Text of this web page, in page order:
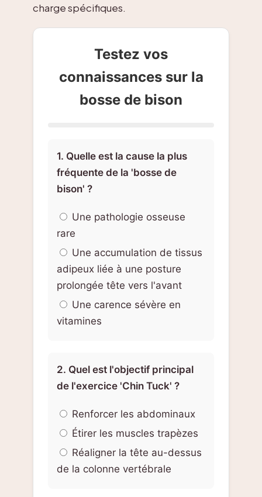
charge spécifiques.
Testez vos
connaissances sur la
bosse de bison
1. Quelle est la cause la plus
fréquente de la 'bosse de
bison' ?
Une pathologie osseuse
rare
Une accumulation de tissus
adipeux liée à une posture
prolongée tête vers l'avant
Une carence sévère en
vitamines
2. Quel est l'objectif principal
de l'exercice 'Chin Tuck' ?
Renforcer les abdominaux
Étirer les muscles trapèzes
Réaligner la tête au-dessus
de la colonne vertébrale